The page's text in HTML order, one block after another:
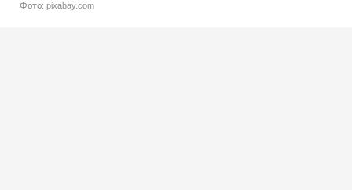
Фото: pixabay.com